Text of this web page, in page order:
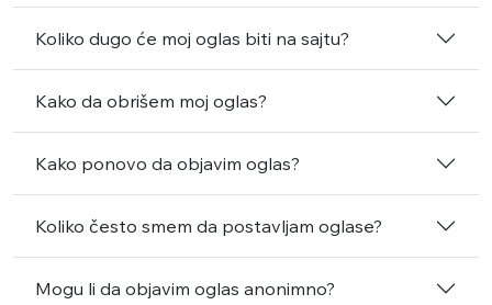
Koliko dugo će moj oglas biti na sajtu?
Kako da obrišem moj oglas?
Kako ponovo da objavim oglas?
Koliko često smem da postavljam oglase?
Mogu li da objavim oglas anonimno?